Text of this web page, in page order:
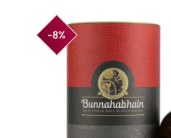
-8%